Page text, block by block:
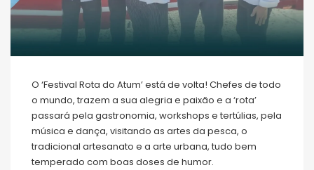
O ‘Festival Rota do Atum’ está de volta! Chefes de todo
o mundo, trazem a sua alegria e paixão e a ‘rota’
passará pela gastronomia, workshops e tertúlias, pela
música e dança, visitando as artes da pesca, o
tradicional artesanato e a arte urbana, tudo bem
temperado com boas doses de humor.